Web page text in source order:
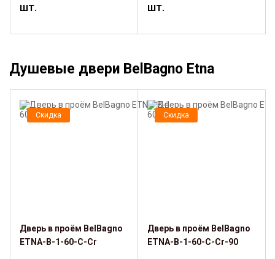
шт.
шт.
Душевые двери BelBagno Etna
Скидка
Дверь в проём BelBagno
ETNA-B-1-60-C-Cr
Скидка
Дверь в проём BelBagno
ETNA-B-1-60-C-Cr-90